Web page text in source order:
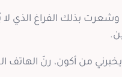
بذلك الفراغ الذي لا
من أكون، رنّ الهاتف